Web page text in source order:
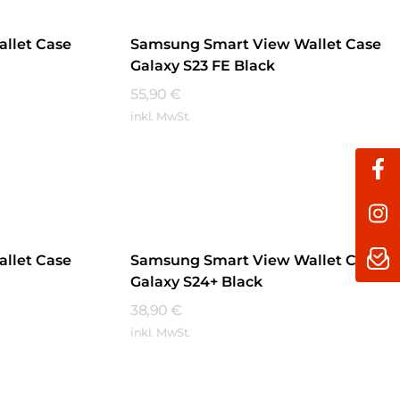
Case
Samsung Smart View Wallet Case
Galaxy S23 FE Black
55,90 €
inkl. MwSt.
Case
Samsung Smart View Wallet Case
Galaxy S24+ Black
38,90 €
inkl. MwSt.